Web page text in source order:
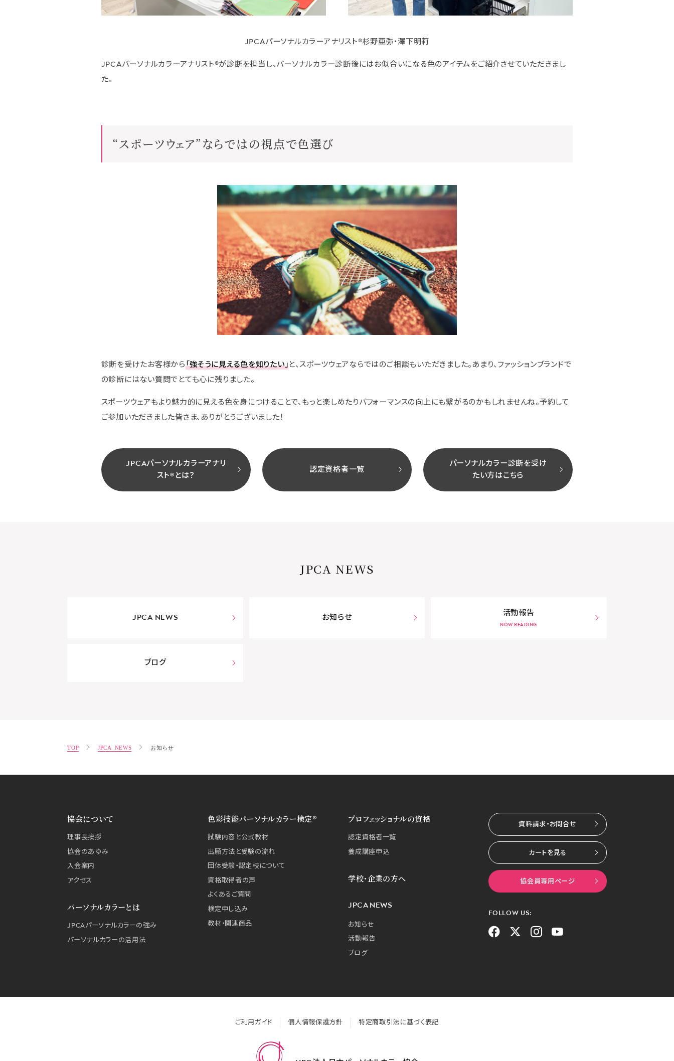
JPCAパーソナルカラーアナリスト®杉野亜弥・澤下明莉
JPCAパーソナルカラーアナリスト®が診断を担当し、パーソナルカラー診断後にはお似合いになる色のアイテムをご紹介させていただきまし
た。
“スポーツウェア”ならではの視点で色選び
診断を受けたお客様から「強そうに見える色を知りたい」と、スポーツウェアならではのご相談もいただきました。あまり、ファッションブランドで
の診断にはない質問でとても心に残りました。
スポーツウェアもより魅力的に見える色を身につけることで、もっと楽しめたりパフォーマンスの向上にも繋がるのかもしれませんね。予約して
ご参加いただきました皆さま、ありがとうございました！
JPCAパーソナルカラーアナリ
スト®とは？
認定資格者一覧
パーソナルカラー診断を受け
たい方はこちら
JPCA NEWS
JPCA NEWS お知らせ 活動報告
ブログ
TOP JPCA NEWS お知らせ
協会について
理事長挨拶
協会のあゆみ
入会案内
アクセス
パーソナルカラーとは
JPCAパーソナルカラーの強み
パーソナルカラーの活用法
色彩技能パーソナルカラー検定®
試験内容と公式教材
出願方法と受験の流れ
団体受験・認定校について
資格取得者の声
よくあるご質問
検定申し込み
教材・関連商品
プロフェッショナルの資格
認定資格者一覧
養成講座申込
学校・企業の方へ
JPCA NEWS
お知らせ
活動報告
ブログ
資料請求・お問合せ
カートを見る
協会員専用ページ
FOLLOW US:
ご利用ガイド 個人情報保護方針 特定商取引法に基づく表記